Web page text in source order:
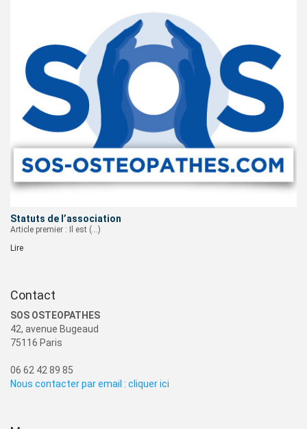
Statuts de l’association
Article premier : Il est (…)
Lire
Contact
SOS OSTEOPATHES
42, avenue Bugeaud
75116 Paris
06 62 42 89 85
Nous contacter par email : cliquer ici